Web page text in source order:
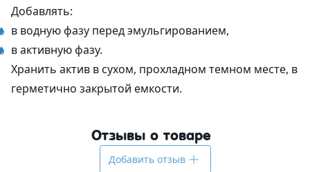
Добавлять:
в водную фазу перед эмульгированием,
в активную фазу.
Хранить актив в сухом, прохладном темном месте, в
герметично закрытой емкости.
Отзывы о товаре
Добавить отзыв